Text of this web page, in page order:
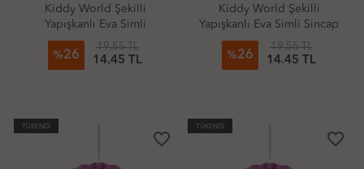
Kiddy World Şekilli
Yapışkanlı Eva Simli
Kaplumbağa
%26
19.55 TL
14.45 TL
Kiddy World Şekilli
Yapışkanlı Eva Simli Sincap
%26
19.55 TL
14.45 TL
TÜKENDİ
favorite_border
TÜKENDİ
favorite_border